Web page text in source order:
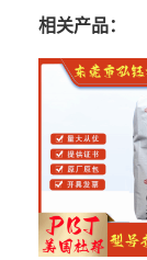
相关产品：